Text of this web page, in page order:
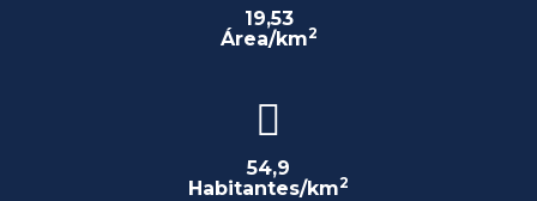
19,53
Área/km2
54,9
Habitantes/km2